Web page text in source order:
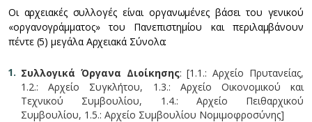
Οι αρχειακές συλλογές είναι οργανωμένες βάσει του γενικού
«οργανογράμματος» του Πανεπιστημίου και περιλαμβάνουν
πέντε (5) μεγάλα Αρχειακά Σύνολα:
Συλλογικά Όργανα Διοίκησης: [1.1.: Αρχείο Πρυτανείας,
1.2.: Αρχείο Συγκλήτου, 1.3.: Αρχείο Οικονομικού και
Τεχνικού Συμβουλίου, 1.4.: Αρχείο Πειθαρχικού
Συμβουλίου, 1.5.: Αρχείο Συμβουλίου Νομιμοφροσύνης]